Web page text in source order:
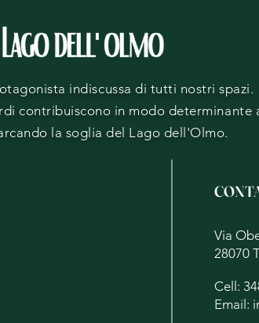
indiscussa di tutti nostri spazi.
contribuiscono in modo determinante
la soglia del Lago dell'Olmo.
Via
28070
Cell:
Email: